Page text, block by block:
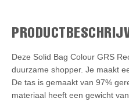
Deze Solid Bag Colour GRS
duurzame shopper. Je maakt
De tas is gemaakt van 97%
materiaal heeft een gewicht